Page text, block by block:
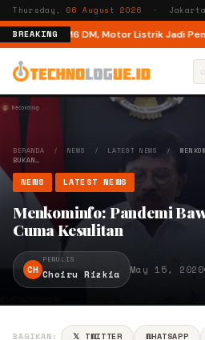
Thursday,06 August 2026 ·
BREAKING
Mode di M6 DM, Motor Listrik Jadi
⌕
BERANDA / NEWS / LATEST NEWS /
BUKAN…
NEWS LATEST NEWS
Menkominfo: Pandemi
Cuma Kesulitan
CH
PENULIS
Choiru Rizkia May 15, 2020
BAGIKAN: 𝕏 TWITTER WHATSAPP